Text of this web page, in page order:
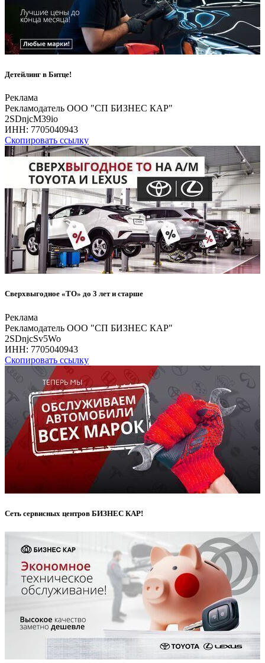
Детейлинг в Битце!
Реклама
Рекламодатель ООО "СП БИЗНЕС КАР"
2SDnjcM39io
ИНН: 7705040943
Скопировать ссылку
Сверхвыгодное «ТО» до 3 лет и старше
Реклама
Рекламодатель ООО "СП БИЗНЕС КАР"
2SDnjcSv5Wo
ИНН: 7705040943
Скопировать ссылку
Сеть сервисных центров БИЗНЕС КАР!